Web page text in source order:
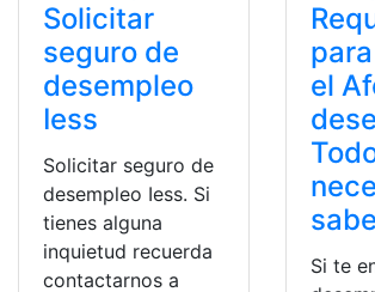
Solicitar
seguro de
desempleo
Iess
Solicitar seguro de
desempleo Iess. Si
tienes alguna
inquietud recuerda
contactarnos a
el
Si te